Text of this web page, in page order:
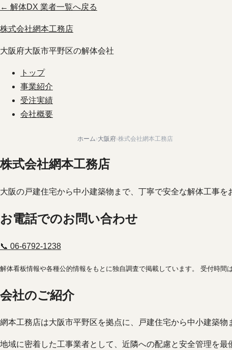
← 解体DX 業者一覧へ戻る
株式会社網本工務店
大阪府大阪市平野区の解体会社
トップ
事業紹介
受注実績
会社概要
ホーム›大阪府›株式会社網本工務店
株式会社網本工務店
大阪の戸建住宅から中小建築物まで、丁寧で安全な解体工事を
お電話でのお問い合わせ
📞 06-6792-1238
解体看板情報や各種公的情報をもとに独自調査で掲載しています。 受付時間
会社のご紹介
網本工務店は大阪市平野区を拠点に、戸建住宅から中小建築
地域に密着した工事業者として、近隣への配慮と安全管理を